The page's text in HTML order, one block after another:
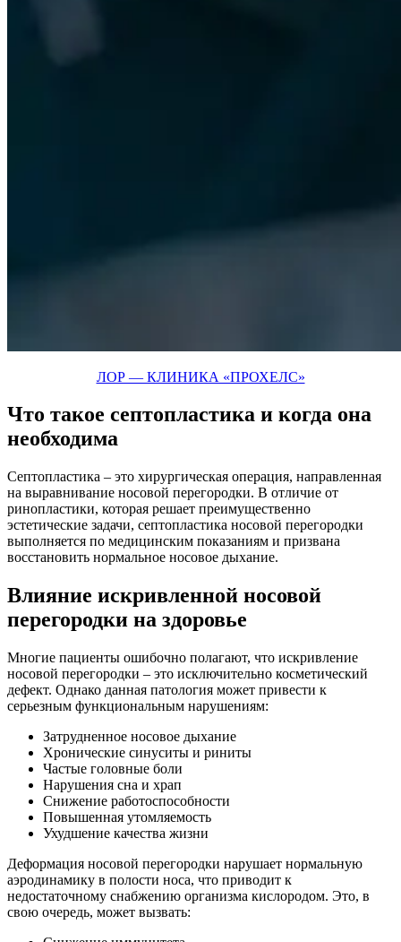
ЛОР — КЛИНИКА «ПРОХЕЛС»
Что такое септопластика и когда она
необходима
Септопластика – это хирургическая операция, направленная
на выравнивание носовой перегородки. В отличие от
ринопластики, которая решает преимущественно
эстетические задачи, септопластика носовой перегородки
выполняется по медицинским показаниям и призвана
восстановить нормальное носовое дыхание.
Влияние искривленной носовой
перегородки на здоровье
Многие пациенты ошибочно полагают, что искривление
носовой перегородки – это исключительно косметический
дефект. Однако данная патология может привести к
серьезным функциональным нарушениям:
Затрудненное носовое дыхание
Хронические синуситы и риниты
Частые головные боли
Нарушения сна и храп
Снижение работоспособности
Повышенная утомляемость
Ухудшение качества жизни
Деформация носовой перегородки нарушает нормальную
аэродинамику в полости носа, что приводит к
недостаточному снабжению организма кислородом. Это, в
свою очередь, может вызвать: